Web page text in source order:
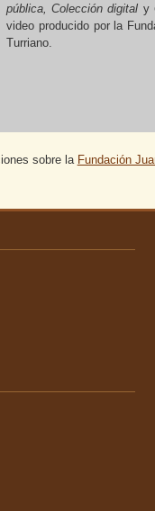
pública, Colección digital y
video producido por la
Turriano.
sobre la Fundación